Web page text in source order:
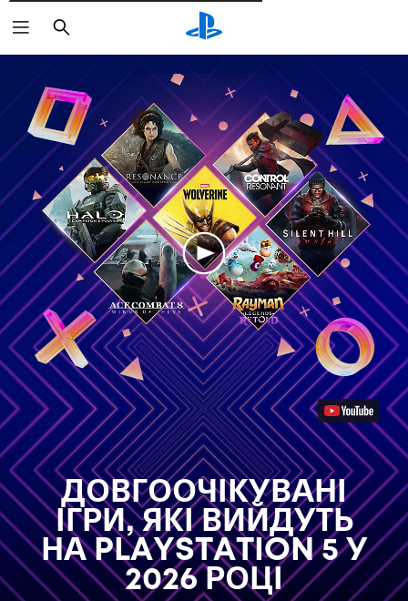
Пошук
ДОВГООЧІКУВАНІ
ІГРИ, ЯКІ ВИЙДУТЬ
НА PLAYSTATION 5 У
2026 РОЦІ